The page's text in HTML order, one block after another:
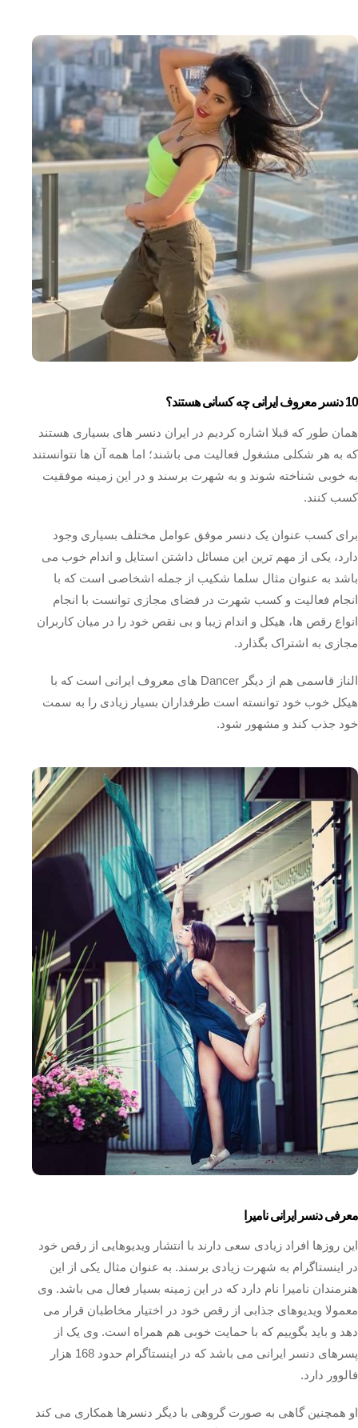
10 دنسر معروف ایرانی چه کسانی هستند؟
همان طور که قبلا اشاره کردیم در ایران دنسر های بسیاری هستند
که به هر شکلی مشغول فعالیت می باشند؛ اما همه آن ها نتوانستند
به خوبی شناخته شوند و به شهرت برسند و در این زمینه موفقیت
کسب کنند.
برای کسب عنوان یک دنسر موفق عوامل مختلف بسیاری وجود
دارد، یکی از مهم ترین این مسائل داشتن استایل و اندام خوب می
باشد به عنوان مثال سلما شکیب از جمله اشخاصی است که با
انجام فعالیت و کسب شهرت در فضای مجازی توانست با انجام
انواع رقص ها، هیکل و اندام زیبا و بی نقص خود را در میان کاربران
مجازی به اشتراک بگذارد.
الناز قاسمی هم از دیگر Dancer های معروف ایرانی است که با
هیکل خوب خود توانسته است طرفداران بسیار زیادی را به سمت
خود جذب کند و مشهور شود.
معرفی دنسر ایرانی نامیرا
این روزها افراد زیادی سعی دارند با انتشار ویدیوهایی از رقص خود
در اینستاگرام به شهرت زیادی برسند. به عنوان مثال یکی از این
هنرمندان نامیرا نام دارد که در این زمینه بسیار فعال می باشد. وی
معمولا ویدیوهای جذابی از رقص خود در اختیار مخاطبان قرار می
دهد و باید بگوییم که با حمایت خوبی هم همراه است. وی یک از
پسرهای دنسر ایرانی می باشد که در اینستاگرام حدود 168 هزار
فالوور دارد.
او همچنین گاهی به صورت گروهی با دیگر دنسرها همکاری می کند